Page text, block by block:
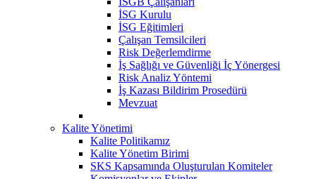
İSG Kurulu
İSG Eğitimleri
Çalışan Temsilcileri
Risk Değerlemdirme
İş Sağlığı ve Güvenliği İç Yönergesi
Risk Analiz Yöntemi
İş Kazası Bildirim Prosedürü
Mevzuat
Kalite Yönetimi
Kalite Politikamız
Kalite Yönetim Birimi
SKS Kapsamında Oluşturulan Komiteler